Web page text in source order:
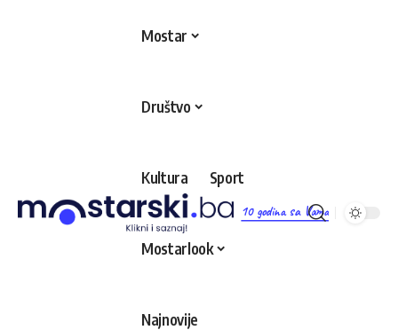
10 godina sa Vama
Mostar
Društvo
Kultura Sport
Mostarlook
Najnovije